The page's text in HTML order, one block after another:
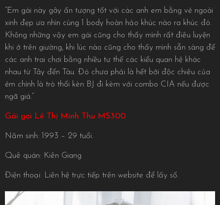
“Em gái này gây ấn tượng tốt với các anh em bằng vẻ ngoài
xinh đẹp ưa nhìn cùng 1 body hoàn hảo khúc nào ra khúc đó.
Không những vậy em gái cũng cho thấy mình rất điêu luyện
khi ở trên giường, khi lúc nào cũng cho thấy mình sẵn sàng để
các anh trai chơi bằng nhiều tư thế các kiểu quan hệ khác
nhau từ Tây đến Tàu. Đó chưa phải là hết bởi độc chiêu của
ẻm chính là trò thổi kèn BJ đi kèm với combo CIA nếu được
ngã giá.”
Gái gọi Lê Thị Minh Thu MS300
Năm sinh: 1993 – 29 tuổi.
Quê quán: Kiên Giang
Điện thoại: Liên hệ trực tiếp trên website để lấy số.